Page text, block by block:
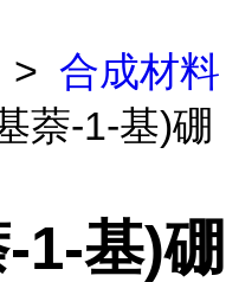
> 合成材料
萘-1-基)硼
1-基)硼